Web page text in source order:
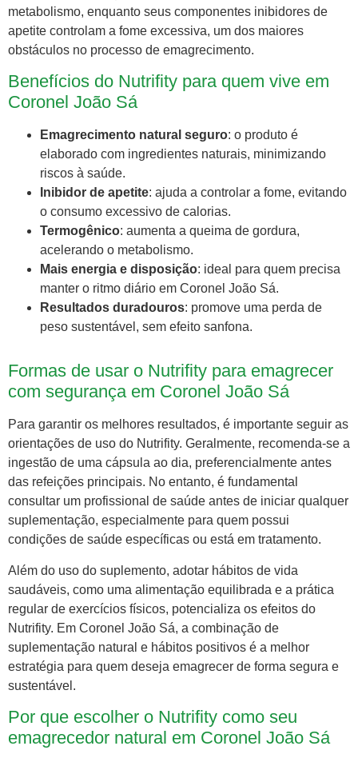
metabolismo, enquanto seus componentes inibidores de
apetite controlam a fome excessiva, um dos maiores
obstáculos no processo de emagrecimento.
Benefícios do Nutrifity para quem vive em
Coronel João Sá
Emagrecimento natural seguro: o produto é
elaborado com ingredientes naturais, minimizando
riscos à saúde.
Inibidor de apetite: ajuda a controlar a fome, evitando
o consumo excessivo de calorias.
Termogênico: aumenta a queima de gordura,
acelerando o metabolismo.
Mais energia e disposição: ideal para quem precisa
manter o ritmo diário em Coronel João Sá.
Resultados duradouros: promove uma perda de
peso sustentável, sem efeito sanfona.
Formas de usar o Nutrifity para emagrecer
com segurança em Coronel João Sá
Para garantir os melhores resultados, é importante seguir as
orientações de uso do Nutrifity. Geralmente, recomenda-se a
ingestão de uma cápsula ao dia, preferencialmente antes
das refeições principais. No entanto, é fundamental
consultar um profissional de saúde antes de iniciar qualquer
suplementação, especialmente para quem possui
condições de saúde específicas ou está em tratamento.
Além do uso do suplemento, adotar hábitos de vida
saudáveis, como uma alimentação equilibrada e a prática
regular de exercícios físicos, potencializa os efeitos do
Nutrifity. Em Coronel João Sá, a combinação de
suplementação natural e hábitos positivos é a melhor
estratégia para quem deseja emagrecer de forma segura e
sustentável.
Por que escolher o Nutrifity como seu
emagrecedor natural em Coronel João Sá